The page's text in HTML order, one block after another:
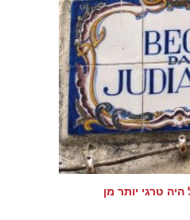
טרגי יותר מן